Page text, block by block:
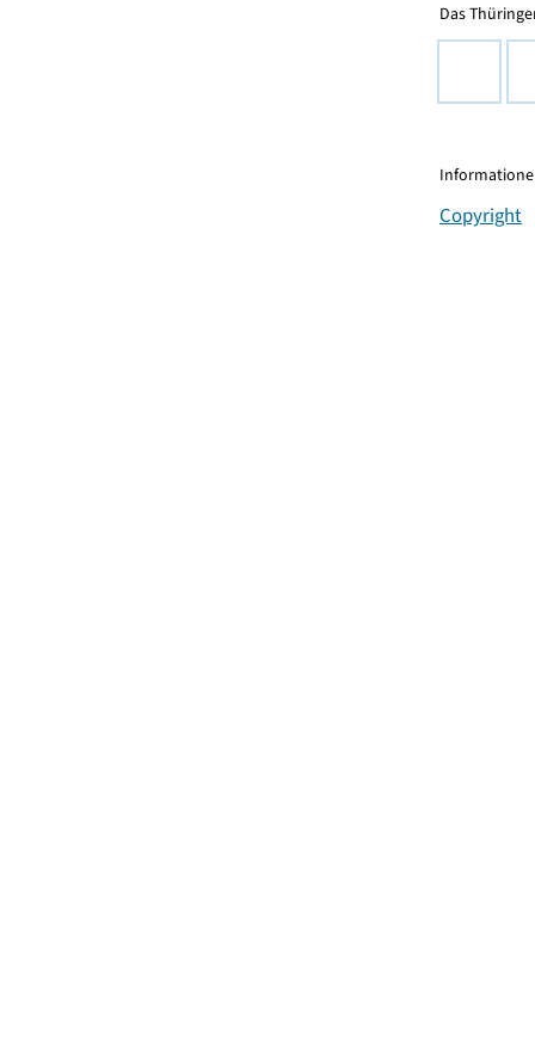
Das
Copyright